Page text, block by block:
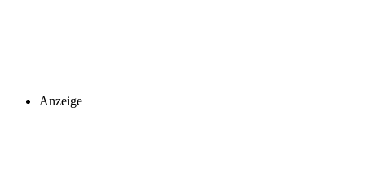
Anzeige